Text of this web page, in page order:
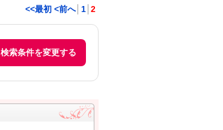
<<最初 <前へ 1 2
検索条件を変更する